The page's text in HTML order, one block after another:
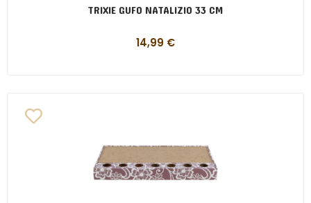
TRIXIE GUFO NATALIZIO 33 CM
14,99 €